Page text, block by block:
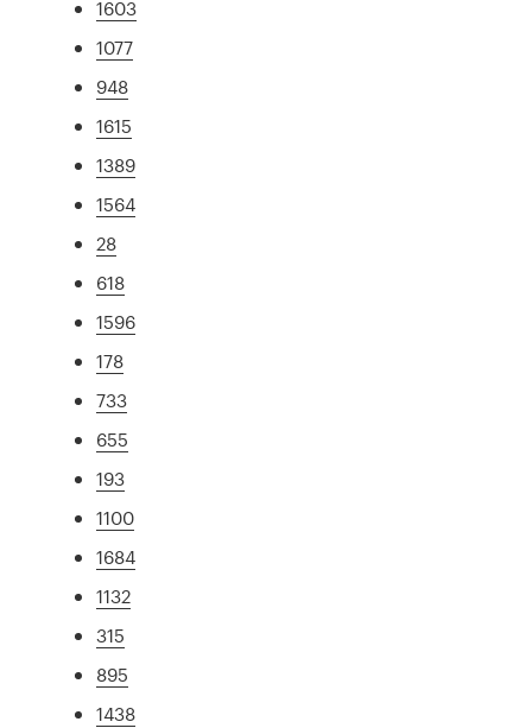
1603
1077
948
1615
1389
1564
28
618
1596
178
733
655
193
1100
1684
1132
315
895
1438